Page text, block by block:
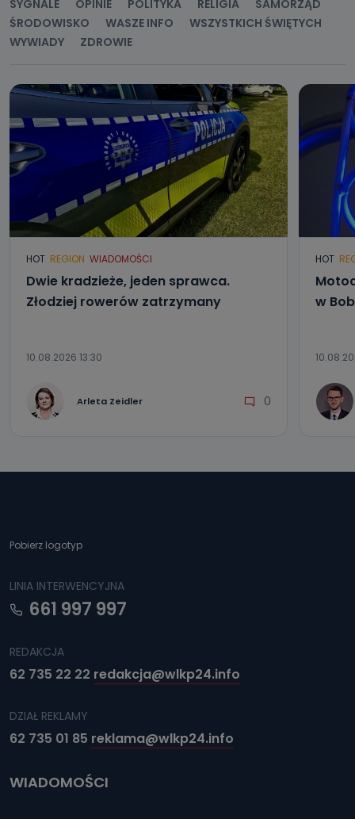
biznesowej działalności.
Jak skontaktować się z inspektorem
e-mailowo pod adresem: poczta@tvproart.pl
SYGNALE OPINIE POLITYKA RELIGIA
SAMORZĄD
ŚRODOWISKO
WASZE INFO
WSZYSTKICH ŚWIĘTYCH
WYWIADY
ZDROWIE
HOT REGION WIADOMOŚCI
Dwie kradzieże, jeden sprawca.
Złodziej rowerów zatrzymany
10.08.2026 13:30
Arleta Zeidler 0
HOT
w
Pobierz logotyp
LINIA INTERWENCYJNA
661 997 997
REDAKCJA
62 735 22 22 redakcja@wlkp24.info
DZIAŁ REKLAMY
62 735 01 85 reklama@wlkp24.info
WIADOMOŚCI